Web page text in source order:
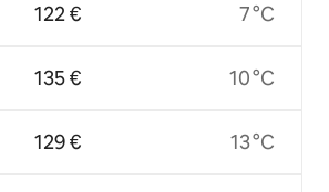
122 €
135 €
129 €
7 °C
10 °C
13 °C